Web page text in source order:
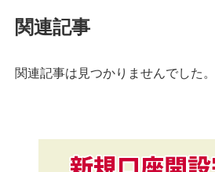
関連記事
関連記事は見つかりませんでした。